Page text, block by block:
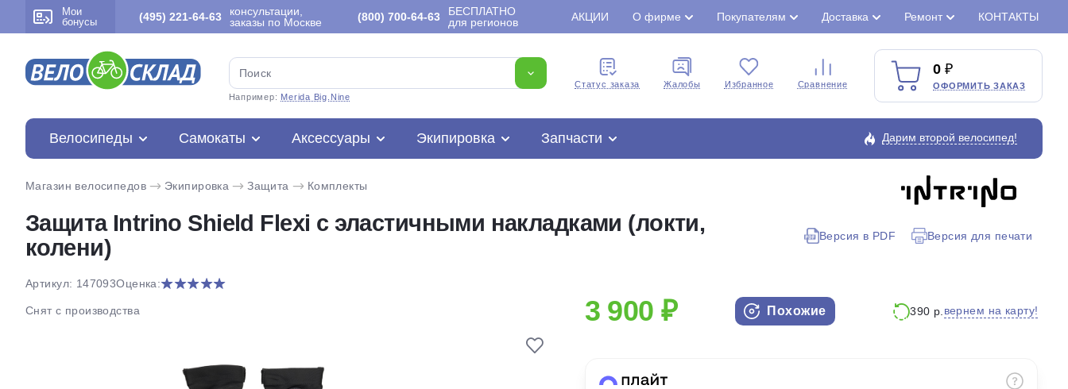
Мои
бонусы
(495) 221-64-63
консультации,
заказы по Москве
(800) 700-64-63
БЕСПЛАТНО
для регионов
АКЦИИ О фирме Покупателям Доставка Ремонт КОНТАКТЫ
Например: Merida Big.Nine
Cтатус заказа Жалобы Избранное Сравнение
0
ОФОРМИТЬ ЗАКАЗ
Велосипеды Самокаты Аксессуары Экипировка Запчасти Дарим второй велосипед!
Магазин велосипедов Экипировка Защита Комплекты
Защита Intrino Shield Flexi с эластичными накладками (локти,
колени)
Версия в PDF Версия для печати
Артикул: 147093Оценка:
Снят с производства 3 900 ₽ Похожие 390 р. вернем на карту!
Закрыть
без переплат